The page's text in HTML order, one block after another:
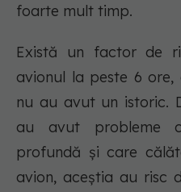
foarte mult timp.
Există un factor de
avionul la peste 6
nu au avut un istoric.
au avut probleme
profundă și care
avion, aceștia au risc